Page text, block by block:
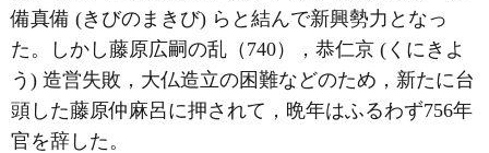
備真備 (きびのまきび) らと結んで新興勢力となっ
た。しかし藤原広嗣の乱（740），恭仁京 (くにきよ
う) 造営失敗，大仏造立の困難などのため，新たに台
頭した藤原仲麻呂に押されて，晩年はふるわず756年
官を辞した。